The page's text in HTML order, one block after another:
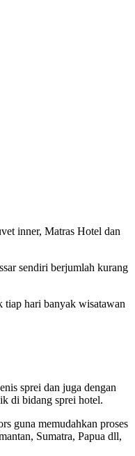
inner, Matras Hotel dan
sendiri berjumlah kurang
tiap hari banyak wisatawan
sprei dan juga dengan
di bidang sprei hotel.
guna memudahkan proses
Sumatra, Papua dll,